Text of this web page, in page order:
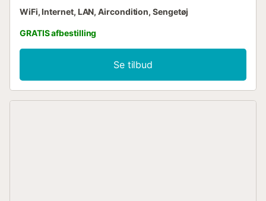
WiFi, Internet, LAN, Aircondition, Sengetøj
GRATIS afbestilling
Se tilbud